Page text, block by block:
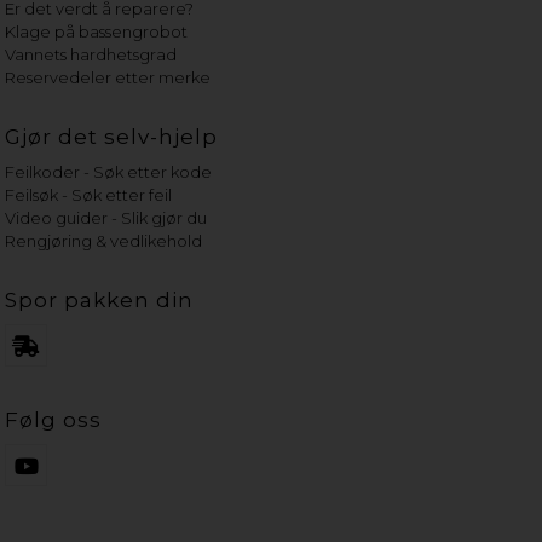
Er det verdt å reparere?
Klage på bassengrobot
Vannets hardhetsgrad
Reservedeler etter merke
Gjør det selv-hjelp
Feilkoder - Søk etter kode
Feilsøk - Søk etter feil
Video guider - Slik gjør du
Rengjøring & vedlikehold
Spor pakken din
Følg oss